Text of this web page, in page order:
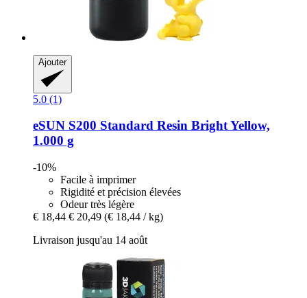
Ajouter
5.0 (1)
eSUN S200 Standard Resin Bright Yellow,
1.000 g
-10%
Facile à imprimer
Rigidité et précision élevées
Odeur très légère
€ 18,44 € 20,49 (€ 18,44 / kg)
Livraison jusqu'au 14 août